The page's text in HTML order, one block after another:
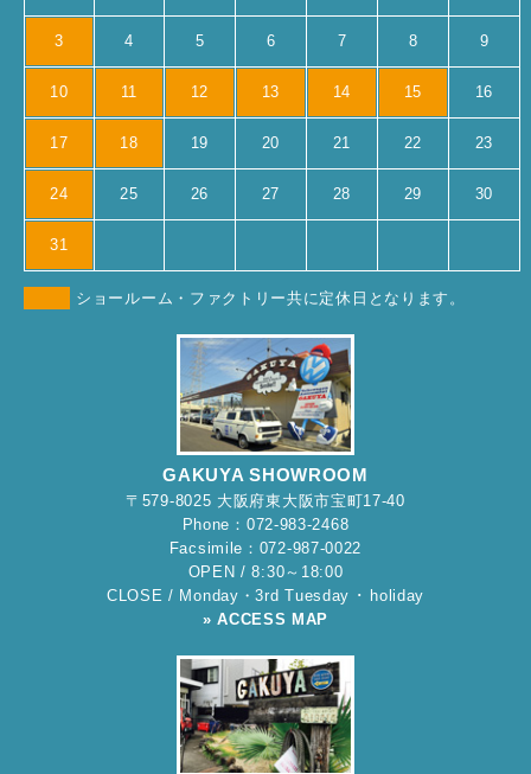
3 4 5 6 7 8 9
10 11 12 13 14 15 16
17 18 19 20 21 22 23
24 25 26 27 28 29 30
31
ショールーム・ファクトリー共に定休日となります。
GAKUYA SHOWROOM
〒579-8025 大阪府東大阪市宝町17-40
Phone：072-983-2468
Facsimile：072-987-0022
OPEN / 8:30～18:00
CLOSE / Monday・3rd Tuesday ･ holiday
» ACCESS MAP